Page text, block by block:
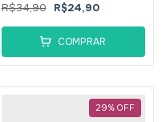
R$34,90 R$24,90
COMPRAR
29% OFF